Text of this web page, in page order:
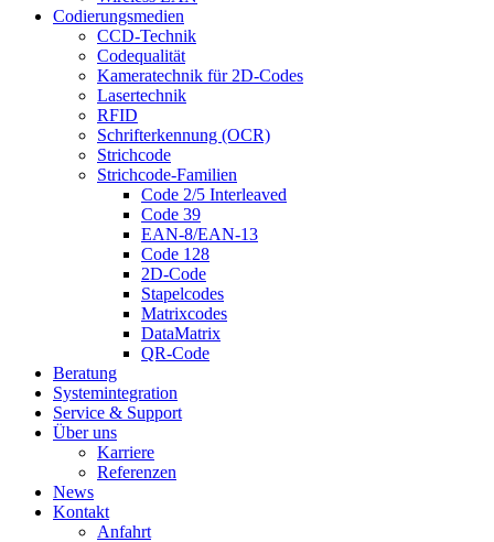
Codierungs­medien
CCD-Technik
Codequalität
Kameratechnik für 2D-Codes
Lasertechnik
RFID
Schrifterkennung (OCR)
Strichcode
Strichcode-Familien
Code 2/5 Interleaved
Code 39
EAN-8/EAN-13
Code 128
2D-Code
Stapelcodes
Matrixcodes
DataMatrix
QR-Code
Beratung
System­integration
Service & Support
Über uns
Karriere
Referenzen
News
Kontakt
Anfahrt